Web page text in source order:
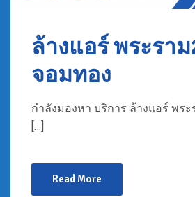
ล้างแอร์ พระราม
จอมทอง
กำลังมองหา บริการ ล้างแอร์ พร
[…]
Read More